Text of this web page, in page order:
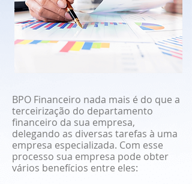
BPO Financeiro nada mais é do que a
terceirização do departamento
financeiro da sua empresa,
delegando as diversas tarefas à uma
empresa especializada. Com esse
processo sua empresa pode obter
vários benefícios entre eles: